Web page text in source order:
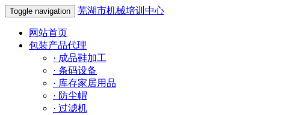
Toggle navigation 芜湖市机械培训中心
网站首页
包装产品代理
· 成品鞋加工
· 条码设备
· 库存家居用品
· 防尘帽
· 过滤机